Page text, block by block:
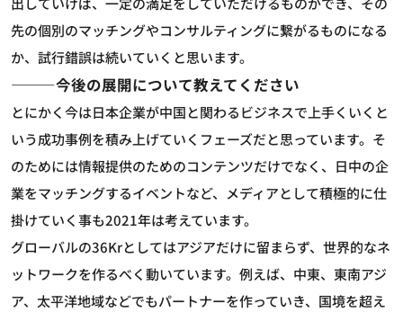
先の個別のマッチングやコンサルティングに繋がるものになる
か、試行錯誤は続いていくと思います。
―――今後の展開について教えてください
とにかく今は日本企業が中国と関わるビジネスで上手くいくと
いう成功事例を積み上げていくフェーズだと思っています。そ
のためには情報提供のためのコンテンツだけでなく、日中の企
業をマッチングするイベントなど、メディアとして積極的に仕
掛けていく事も2021年は考えています。
グローバルの36Krとしてはアジアだけに留まらず、世界的なネ
ットワークを作るべく動いています。例えば、中東、東南アジ
ア、太平洋地域などでもパートナーを作っていき、国境を超え